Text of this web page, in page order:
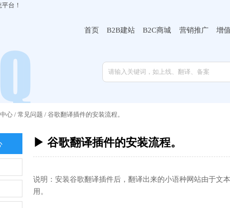
台！
首页 B2B建站 B2C商城 营销推广 增
心/ 常见问题 / 谷歌翻译插件的安装流程。
▶ 谷歌翻译插件的安装流程。
说明：安装谷歌翻译插件后，翻译出来的小语种网站由于文
用。